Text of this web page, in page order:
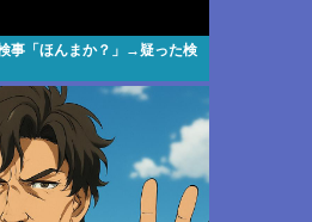
事「ほんまか？」→疑った検